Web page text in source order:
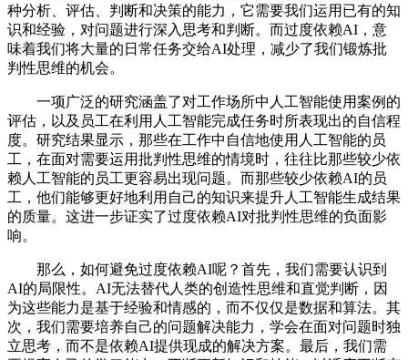
种分析、评估、判断和决策的能力，它需要我们运用已有的知
识和经验，对问题进行深入思考和判断。而过度依赖AI，意
味着我们将大量的日常任务交给AI处理，减少了我们锻炼批
判性思维的机会。
一项广泛的研究涵盖了对工作场所中人工智能使用案例的
评估，以及员工在利用人工智能完成任务时所表现出的自信程
度。研究结果显示，那些在工作中自信地使用人工智能的员
工，在面对需要运用批判性思维的情境时，往往比那些较少依
赖人工智能的员工更容易出现问题。而那些较少依赖AI的员
工，他们能够更好地利用自己的知识来提升人工智能生成结果
的质量。这进一步证实了过度依赖AI对批判性思维的负面影
响。
那么，如何避免过度依赖AI呢？首先，我们需要认识到
AI的局限性。AI无法替代人类的创造性思维和直觉判断，因
为这些能力是基于经验和情感的，而不仅仅是数据和算法。其
次，我们需要培养自己的问题解决能力，学会在面对问题时独
立思考，而不是依赖AI提供现成的解决方案。最后，我们需